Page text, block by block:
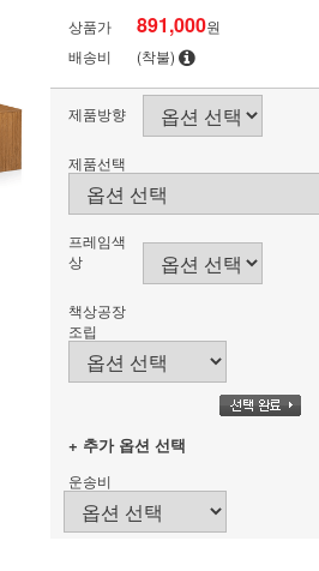
상품가 891,000원
배송비
(착불)
제품방향
제품선택
프레임색
상
책상공장
조립
+ 추가 옵션 선택
운송비